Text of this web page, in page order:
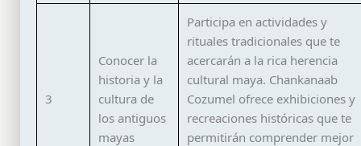
3
Conocer la
historia y la
cultura de
los antiguos
mayas
Participa en actividades y
rituales tradicionales que te
acercarán a la rica herencia
cultural maya. Chankanaab
Cozumel ofrece exhibiciones y
recreaciones históricas que te
permitirán comprender mejor